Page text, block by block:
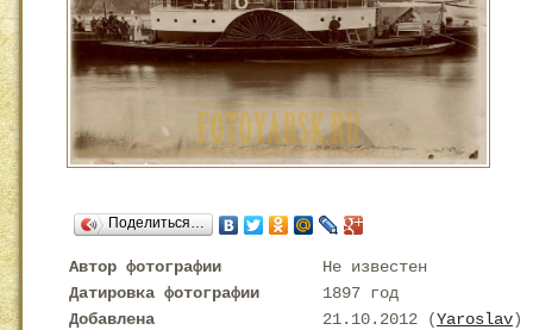
Поделиться…
Автор фотографии
Не известен
Датировка фотографии
1897 год
Добавлена
21.10.2012 (Yaroslav)